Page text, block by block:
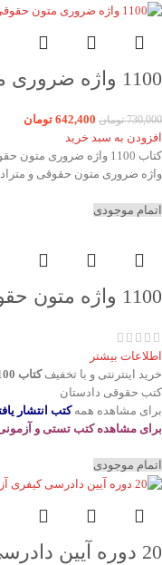
1100 واژه ضروری متون حقوقی -رمضانی
730,000 تومان 642,400 تومان
افزودن به سبد خرید
واژه ضروری متون حقوقی و
اتمام موجودی
1100 واژه متون حقوقی رمضانی – حقوق یار
اطلاعات بیشتر
خرید اینترنتی و با تخفیفکتاب 1100 واژه متون حقوقی
کتب حقوقی دادستان
برای مشاهده همهکتب انتشار
برای مشاهده کتب تستی و
اتمام موجودی
20 دوره آیین